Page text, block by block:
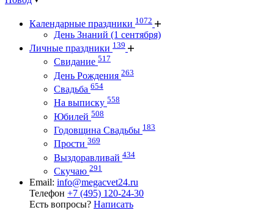
Календарные праздники 1072
День Знаний (1 сентября)
Личные праздники 139
Свидание 517
День Рождения 263
Свадьба 654
На выписку 558
Юбилей 508
Годовщина Свадьбы 183
Прости 369
Выздоравливай 434
Скучаю 291
Email: info@megacvet24.ru
Телефон +7 (495) 120-24-30
Есть вопросы? Написать